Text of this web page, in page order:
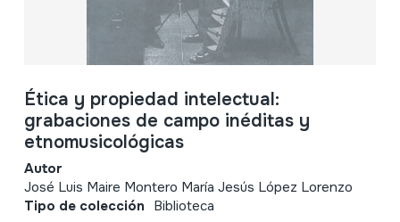
Ética y propiedad intelectual:
grabaciones de campo inéditas y
etnomusicológicas
Autor
José Luis Maire Montero María Jesús López Lorenzo
Tipo de colección Biblioteca